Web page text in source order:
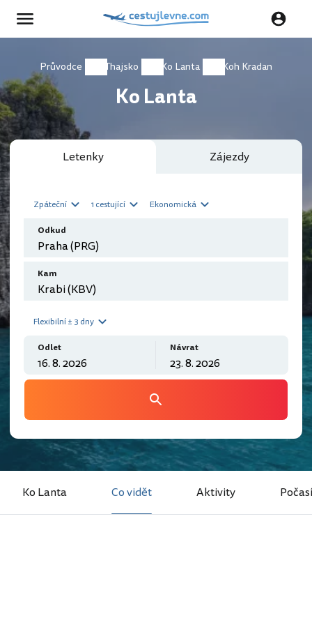
Průvodce Thajsko Ko Lanta Koh Kradan
Ko Lanta
Letenky Zájezdy
Zpáteční 1 cestující Ekonomická
Odkud
Kam
Flexibilní ± 3 dny
Odlet Návrat
Ko Lanta Co vidět Aktivity Počasí